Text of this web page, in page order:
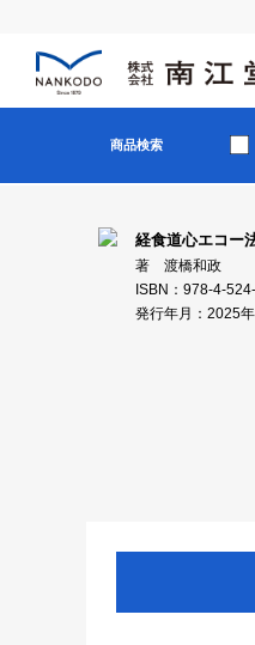
商品検索
経食道心エコー
著 渡橋和政
ISBN：978-4-
発行年月：2025